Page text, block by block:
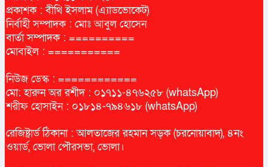
প্রকাশক : বীথি ইসলাম (এ্যাডভোকেট)
নির্বাহী সম্পাদক : মোঃ আবুল হোসেন
বার্তা সম্পাদক : ==========
মোবাইল : ===========
নিউজ ডেস্ক : ============
মো: হারুন অর রশীদ : ০১৭১১-৪৭৬২৫৮ (whatsApp)
শরীফ হোসাইন : ০১৮১৪-৭৯৪৬১৮ (whatsApp)
রেজিষ্ট্রার্ড ঠিকানা : আলতাজের রহমান সড়ক (চরনোয়াবাদ), ৪নং
ওয়ার্ড, ভোলা পৌরসভা, ভোলা।